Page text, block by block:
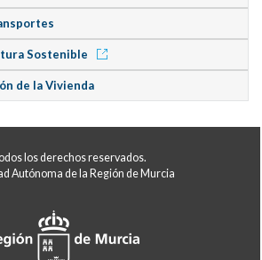
Sostenible
de la Vivienda
los derechos reservados.
Autónoma de la Región de Murcia